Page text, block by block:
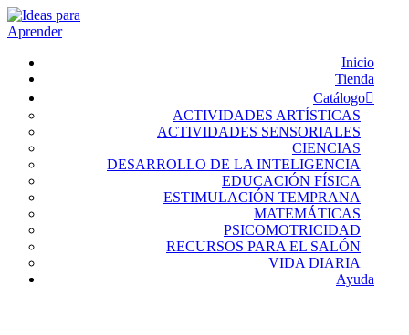
Inicio
Tienda
Catálogo
ACTIVIDADES ARTÍSTICAS
ACTIVIDADES SENSORIALES
CIENCIAS
DESARROLLO DE LA INTELIGENCIA
EDUCACIÓN FÍSICA
ESTIMULACIÓN TEMPRANA
MATEMÁTICAS
PSICOMOTRICIDAD
RECURSOS PARA EL SALÓN
VIDA DIARIA
Ayuda